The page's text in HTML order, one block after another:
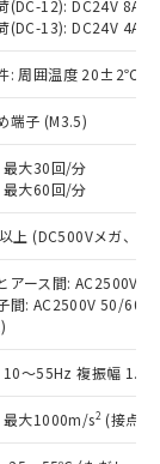
(DC-12): DC24V 8A/
(DC-13): DC24V 4A/
: 周囲温度 20±2℃、
端子 (M3.5)
最大30回/分
最大60回/分
上 (DC500Vメガ、点
アース間: AC2500V
間: AC2500V 50/
10～55Hz 複振幅
最大1000m/s2 (接点
果は、
内デー
り、閲
よび標
とをご
はお客
当のオ
売員に
販売拠
ご確認
当社の
たは開
成サー
、 カド
フェニル
ーテル類
ヘキシ
酸ブチ
対する
超える意
予定
お問
ドミウ
ルエーテ
ル酸ジ
ベンジ
が基
害物
響を
、外国
商品
輸出
、日本
引許
きを
は、完
されな
サイ
その他
に一切
する
容を当
社は、
者が違
あり
つ
、ま
御
ご確
況の